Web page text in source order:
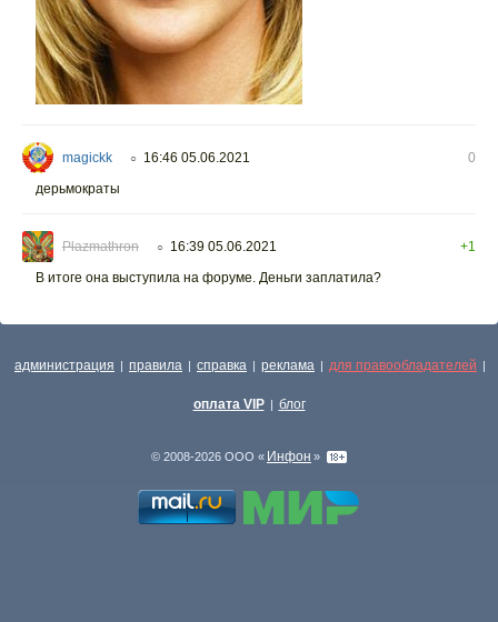
magickk ○ 16:46 05.06.2021
0
дерьмократы
Plazmathron ○ 16:39 05.06.2021
+1
В итоге она выступила на форуме. Деньги заплатила?
администрация | правила | справка | реклама | для правообладателей |
оплата VIP | блог
© 2008-2026 ООО « Инфон »